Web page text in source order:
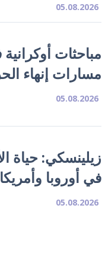
05.08.2026
مباحثات
مسارات إنهاء
05.08.2026
زيلينسكي: حياة
في أوروبا وأمريكا
05.08.2026